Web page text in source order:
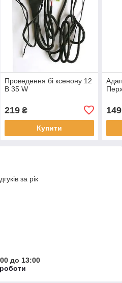
Проведення бі ксенону 12
В 35 W
219₴
Купити
149
за рік
до 13:00